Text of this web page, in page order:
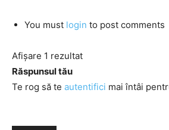
You must login to post comments
Afișare 1 rezultat
Răspunsul tău
Te rog să te autentifici mai întâi